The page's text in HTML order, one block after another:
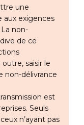
une
aux exigences
non-
de ce
saisir le
non-délivrance
est
Seuls
n’ayant pas